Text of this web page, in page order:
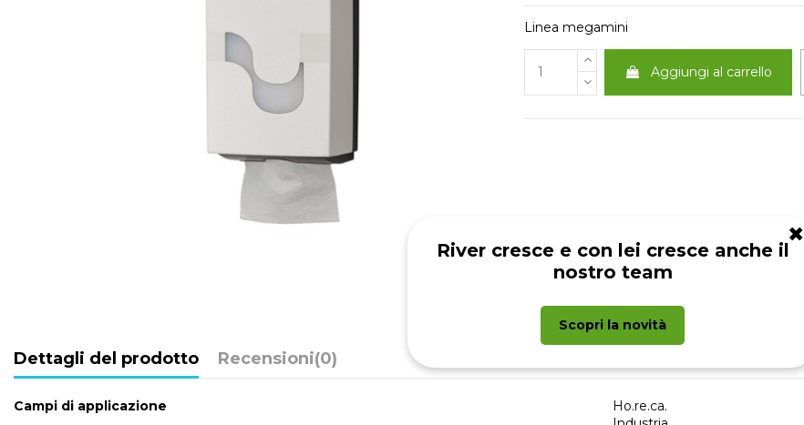
✖
River cresce e con lei cresce anche il
nostro team
Scopri la novità
Linea megamini
Aggiungi al carrello
Dettagli del prodotto Recensioni(0)
Campi di applicazione
Ho.re.ca.